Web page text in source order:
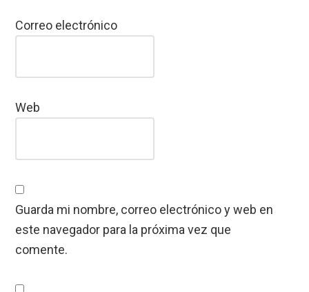
Correo electrónico
Web
Guarda mi nombre, correo electrónico y web en
este navegador para la próxima vez que
comente.